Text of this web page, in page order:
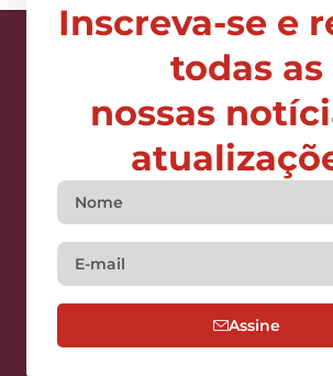
Inscreva-se e
todas as
nossas
Assine